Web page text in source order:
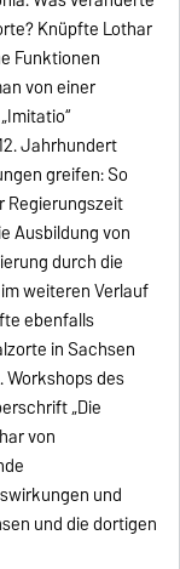
Knüpfte Lothar
Funktionen
von einer
Jahrhundert
greifen: So
Regierungszeit
Ausbildung von
durch die
weiteren Verlauf
ebenfalls
in Sachsen
Workshops des
„Die
von
und
und die dortigen